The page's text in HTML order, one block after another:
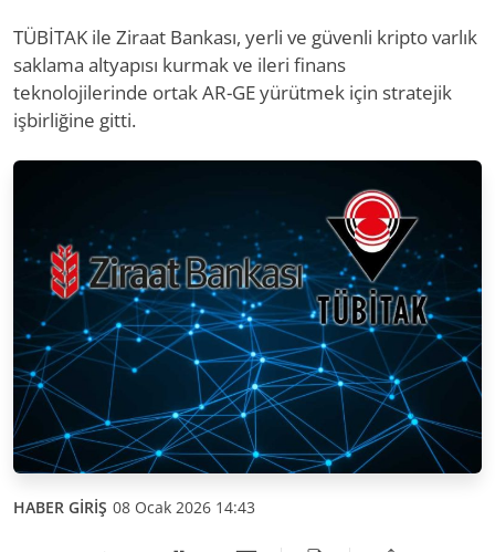
TÜBİTAK ile Ziraat Bankası, yerli ve güvenli kripto varlık
saklama altyapısı kurmak ve ileri finans
teknolojilerinde ortak AR-GE yürütmek için stratejik
işbirliğine gitti.
HABER GİRİŞ 08 Ocak 2026 14:43